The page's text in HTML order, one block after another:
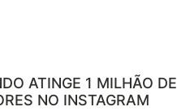
ATINGE 1 MILHÃO DE
NO INSTAGRAM